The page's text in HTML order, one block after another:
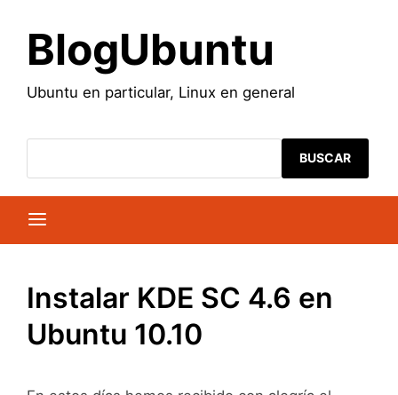
contenido
BlogUbuntu
Ubuntu en particular, Linux en general
BUSCAR
Instalar KDE SC 4.6 en
Ubuntu 10.10